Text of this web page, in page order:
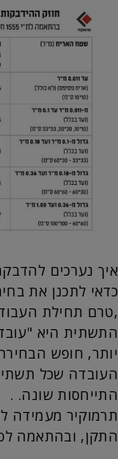
איך נערכים
כדאי לתכנן את
,טרם תחילת
התשתית היא
יותר, חופש
העובדה שכל
התייחסות שונה. .
תרמוקיר מעמידה
התקן, ובהתאמה